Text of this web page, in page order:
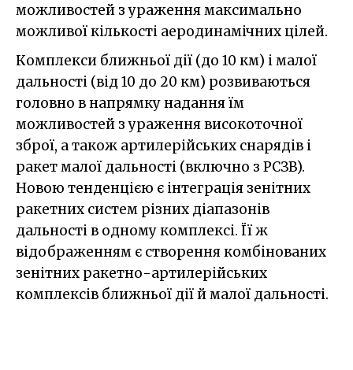
можливостей з ураження максимально
можливої кількості аеродинамічних цілей.
Комплекси ближньої дії (до 10 км) і малої
дальності (від 10 до 20 км) розвиваються
головно в напрямку надання їм
можливостей з ураження високоточної
зброї, а також артилерійських снарядів і
ракет малої дальності (включно з РСЗВ).
Новою тенденцією є інтеграція зенітних
ракетних систем різних діапазонів
дальності в одному комплексі. Її ж
відображенням є створення комбінованих
зенітних ракетно-артилерійських
комплексів ближньої дії й малої дальності.